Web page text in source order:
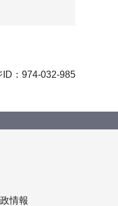
ID：974-032-985
情報